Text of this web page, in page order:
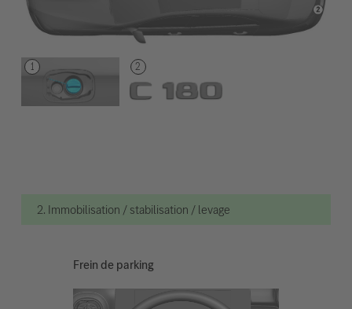
2. Immobilisation / stabilisation / levage
Frein de parking